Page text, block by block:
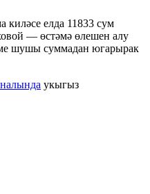
киләсе елда 11833 сум
— өстәмә өлешен алу
шушы суммадан югарырак
укыгыз